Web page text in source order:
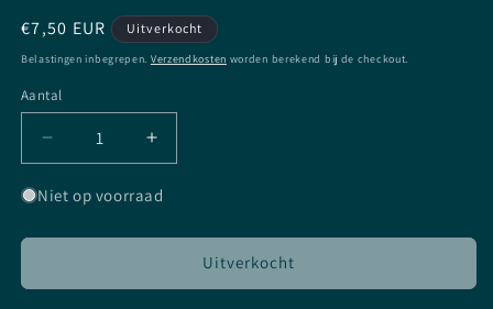
Normale
prijs
€7,50 EUR Uitverkocht
Belastingen inbegrepen. Verzendkosten worden berekend bij de checkout.
Aantal
Aantal
Aantal
verlagen
voor
of
-
Aantal
verhogen
voor
of
-
Niet op voorraad
Uitverkocht